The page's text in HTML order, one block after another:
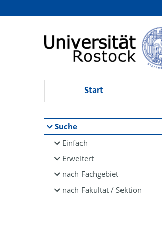
Browsen
direkt zum Inhalt
Start
Suche
Einfach
Erweitert
nach Fachgebiet
nach Fakultät / Sektion